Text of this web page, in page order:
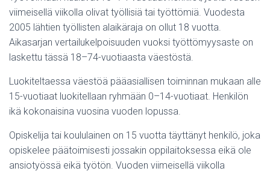
viimeisellä viikolla olivat työllisiä tai työttömiä. Vuodesta
2005 lähtien työllisten alaikäraja on ollut 18 vuotta.
Aikasarjan vertailukelpoisuuden vuoksi työttömyysaste on
laskettu tässä 18–74-vuotiaasta väestöstä.
Luokiteltaessa väestöä pääasiallisen toiminnan mukaan alle
15-vuotiaat luokitellaan ryhmään 0–14-vuotiaat. Henkilön
ikä kokonaisina vuosina vuoden lopussa.
Opiskelija tai koululainen on 15 vuotta täyttänyt henkilö, joka
opiskelee päätoimisesti jossakin oppilaitoksessa eikä ole
ansiotyössä eikä työtön. Vuoden viimeisellä viikolla